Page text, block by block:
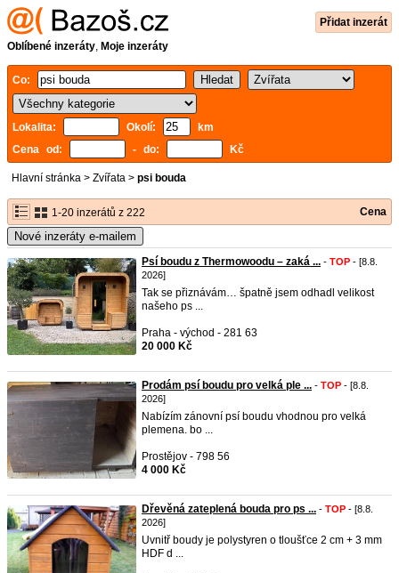
Přidat inzerát
Oblíbené inzeráty, Moje inzeráty
Co:
Lokalita: Okolí:
km
Cena od:
- do: Kč
Hlavní stránka > Zvířata > psi bouda
1-20 inzerátů z 222 Cena
Nové inzeráty e-mailem
Psí boudu z Thermowoodu – zaká ... - TOP - [8.8.
2026]
Tak se přiznávám… špatně jsem odhadl velikost
našeho ps ...
Praha - východ - 281 63
20 000 Kč
Prodám psí boudu pro velká ple ... - TOP - [8.8.
2026]
Nabízím zánovní psí boudu vhodnou pro velká
plemena. bo ...
Prostějov - 798 56
4 000 Kč
Dřevěná zateplená bouda pro ps ... - TOP - [8.8.
2026]
Uvnitř boudy je polystyren o tloušťce 2 cm + 3 mm
HDF d ...